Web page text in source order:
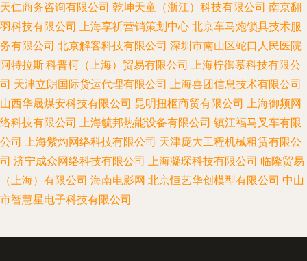
天仁商务咨询有限公司 乾坤天童（浙江）科技有限公司 南京翻
羽科技有限公司 上海享祈营销策划中心 北京车马炮锁具技术服
务有限公司 北京解客科技有限公司 深圳市南山区蛇口人民医院
阿特拉斯.科普柯（上海）贸易有限公司 上海柠御慕科技有限公
司 天津立朗国际货运代理有限公司 上海喜团信息技术有限公司
山西华晟煤安科技有限公司 昆明扭枢商贸有限公司 上海御频网
络科技有限公司 上海毓邦热能设备有限公司 镇江福马叉车有限
公司 上海紫灼网络科技有限公司 天津庞大工程机械租赁有限公
司 济宁成众网络科技有限公司 上海凝琛科技有限公司 临隆贸易
（上海）有限公司 海南电影网 北京恒艺华创模型有限公司 中山
市智慧星电子科技有限公司